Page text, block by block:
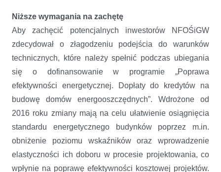
Niższe wymagania na zachętę
Aby zachęcić potencjalnych inwestorów NFOŚiGW
zdecydował o złagodzeniu podejścia do warunków
technicznych, które należy spełnić podczas ubiegania
się o dofinansowanie w programie „Poprawa
efektywności energetycznej. Dopłaty do kredytów na
budowę domów energooszczędnych”. Wdrożone od
2016 roku zmiany mają na celu ułatwienie osiągnięcia
standardu energetycznego budynków poprzez m.in.
obniżenie poziomu wskaźników oraz wprowadzenie
elastyczności ich doboru w procesie projektowania, co
wpłynie na poprawę efektywności kosztowej projektów.